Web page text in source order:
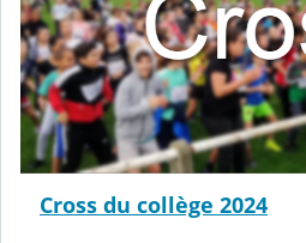
Cross du collège 2024